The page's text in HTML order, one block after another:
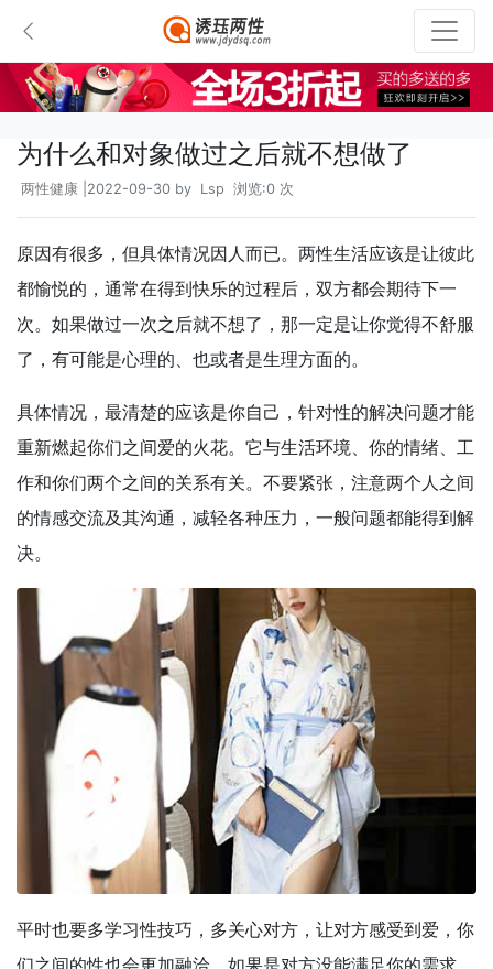
为什么和对象做过之后就不想做了
两性健康 |2022-09-30 by Lsp 浏览:0 次
原因有很多，但具体情况因人而已。两性生活应该是让彼此
都愉悦的，通常在得到快乐的过程后，双方都会期待下一
次。如果做过一次之后就不想了，那一定是让你觉得不舒服
了，有可能是心理的、也或者是生理方面的。
具体情况，最清楚的应该是你自己，针对性的解决问题才能
重新燃起你们之间爱的火花。它与生活环境、你的情绪、工
作和你们两个之间的关系有关。不要紧张，注意两个人之间
的情感交流及其沟通，减轻各种压力，一般问题都能得到解
决。
平时也要多学习性技巧，多关心对方，让对方感受到爱，你